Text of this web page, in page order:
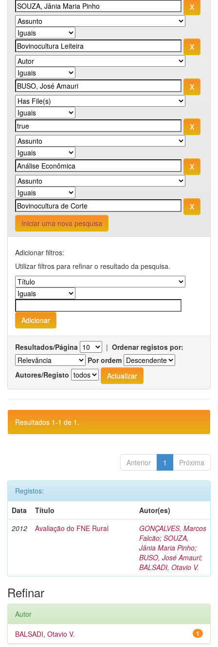
Iniciar uma nova pesquisa
Adicionar filtros:
Utilizar filtros para refinar o resultado da pesquisa.
Resultados/Página | Ordenar registos por:
Por ordem
Autores/Registo
Resultados 1-1 de 1.
Anterior 1 Próxima
Registos:
Data
Título
Autor(es)
2012
Avaliação do FNE Rural
GONÇALVES, Marcos
Falcão; SOUZA,
Jânia Maria Pinho;
BUSO, José Amauri;
BALSADI, Otavio V.
Refinar
Autor
1
BALSADI, Otavio V.